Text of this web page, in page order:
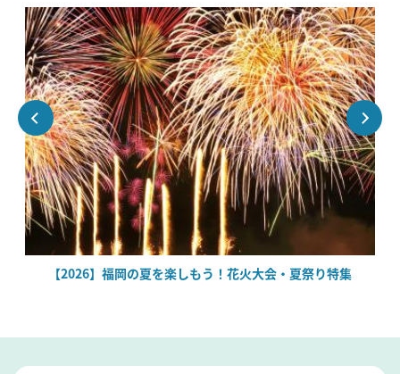
【2026】福岡の夏を楽しもう！花火大会・夏祭り特集